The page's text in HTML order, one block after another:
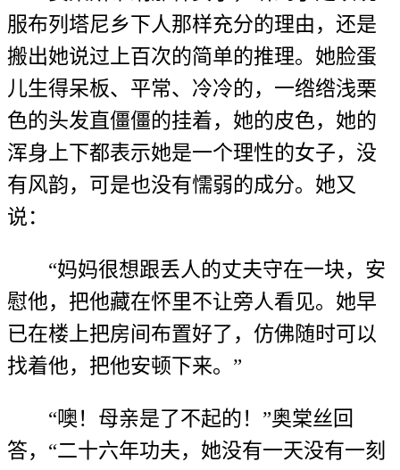
服布列塔尼乡下人那样充分的理由，还是
搬出她说过上百次的简单的推理。她脸蛋
儿生得呆板、平常、冷冷的，一绺绺浅栗
色的头发直僵僵的挂着，她的皮色，她的
浑身上下都表示她是一个理性的女子，没
有风韵，可是也没有懦弱的成分。她又
说：
“妈妈很想跟丢人的丈夫守在一块，安
慰他，把他藏在怀里不让旁人看见。她早
已在楼上把房间布置好了，仿佛随时可以
找着他，把他安顿下来。”
“噢！母亲是了不起的！”奥棠丝回
答，“二十六年功夫，她没有一天没有一刻